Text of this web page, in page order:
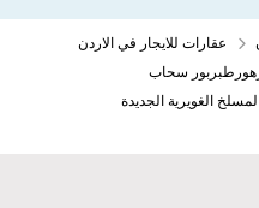
عقارات للايجار في الاردن
سحاب
الغويرية الجديدة